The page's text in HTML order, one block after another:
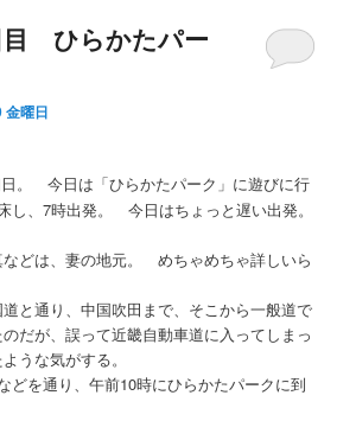
目 ひらかたパー
金曜日
。 今日は「ひらかたパーク」に遊びに行
し、7時出発。 今日はちょっと遅い出発。
どは、妻の地元。 めちゃめちゃ詳しいら
と通り、中国吹田まで、そこから一般道で
だが、誤って近畿自動車道に入ってしまっ
うな気がする。
どを通り、午前10時にひらかたパークに到